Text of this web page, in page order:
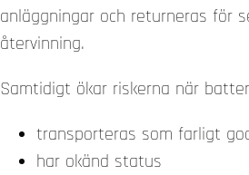
anläggningar och returneras för
återvinning.
Samtidigt ökar riskerna när
transporteras som farligt
har okänd status